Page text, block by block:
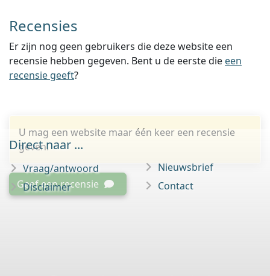
Recensies
Er zijn nog geen gebruikers die deze website een
recensie hebben gegeven. Bent u de eerste die een
recensie geeft?
U mag een website maar één keer een recensie
geven.
Geef een recensie
Direct naar ...
Vraag/antwoord
Disclaimer
Nieuwsbrief
Contact